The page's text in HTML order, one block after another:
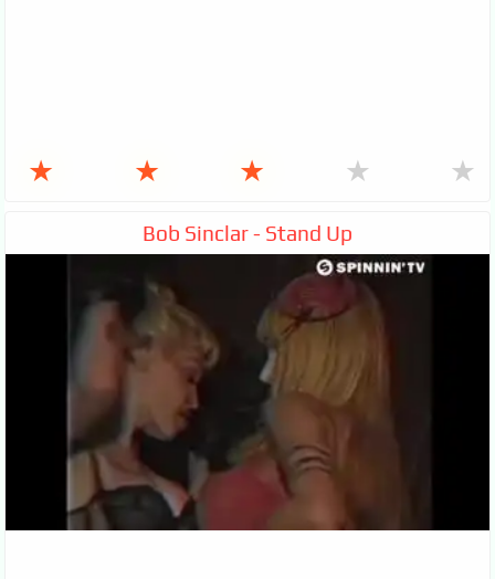
★ ★ ★ ★ ★
Bob Sinclar - Stand Up